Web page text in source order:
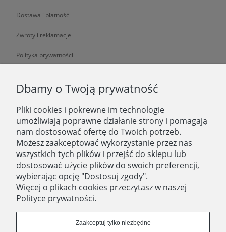
Dostawa i płatność
Zwroty i reklamacje
Polityka prywatności
O NAS
O nas
Zatrudniamy
Blog
Kontakt
SKLEP STACJONARNY
Dbamy o Twoją prywatność
Pliki cookies i pokrewne im technologie
umożliwiają poprawne działanie strony i pomagają
nam dostosować ofertę do Twoich potrzeb.
Możesz zaakceptować wykorzystanie przez nas
wszystkich tych plików i przejść do sklepu lub
dostosować użycie plików do swoich preferencji,
wybierając opcję "Dostosuj zgody".
Więcej o plikach cookies przeczytasz w naszej
Polityce prywatności.
Zaakceptuj tylko niezbędne